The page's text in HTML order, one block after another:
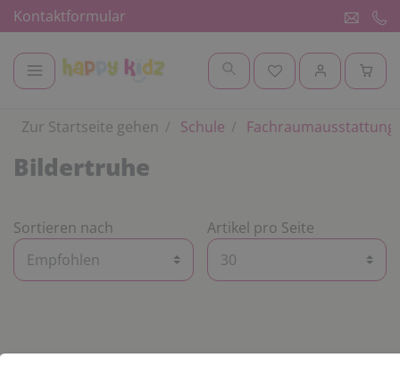
Kontaktformular
Zur Startseite gehen Schule Fachraumausstattung
Bildertruhe
Sortieren nach Artikel pro Seite